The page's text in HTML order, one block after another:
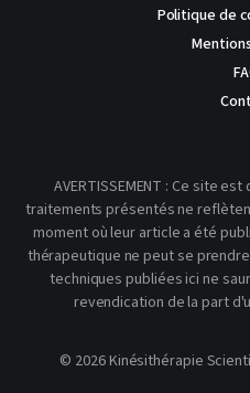
Politique de
AVERTISSEMENT : Ce site
traitements présentés ne
moment où leur article a été
thérapeutique ne peut se
techniques publiées ici ne
revendication de la part
© 2026 Kinésithérapie